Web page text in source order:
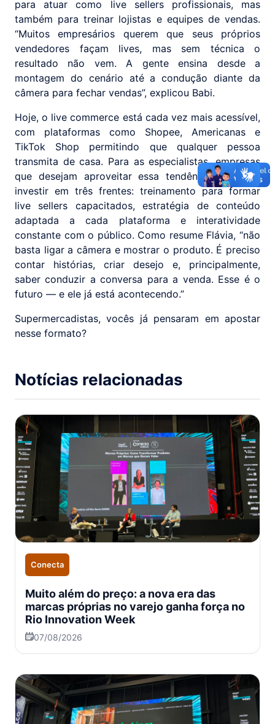
para atuar como live sellers profissionais, mas
também para treinar lojistas e equipes de vendas.
“Muitos empresários querem que seus próprios
vendedores façam lives, mas sem técnica o
resultado não vem. A gente ensina desde a
montagem do cenário até a condução diante da
câmera para fechar vendas”, explicou Babi.
Hoje, o live commerce está cada vez mais acessível,
com plataformas como Shopee, Americanas e
TikTok Shop permitindo que qualquer pessoa
transmita de casa. Para as especialistas, empresas
que desejam aproveitar essa tendência precisam
investir em três frentes: treinamento para formar
live sellers capacitados, estratégia de conteúdo
adaptada a cada plataforma e interatividade
constante com o público. Como resume Flávia, “não
basta ligar a câmera e mostrar o produto. É preciso
contar histórias, criar desejo e, principalmente,
saber conduzir a conversa para a venda. Esse é o
futuro — e ele já está acontecendo.”
Supermercadistas, vocês já pensaram em apostar
nesse formato?
Notícias relacionadas
Conecta
Muito além do preço: a nova era das
marcas próprias no varejo ganha força no
Rio Innovation Week
07/08/2026